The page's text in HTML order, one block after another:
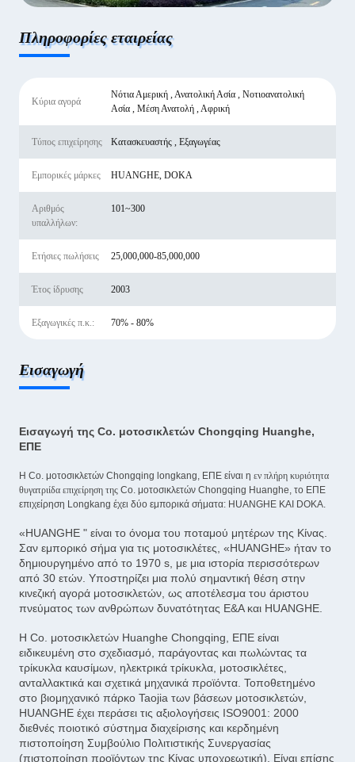
Πληροφορίες εταιρείας
Κύρια αγορά
Νότια Αμερική , Ανατολική Ασία , Νοτιοανατολική
Ασία , Μέση Ανατολή , Αφρική
Τύπος επιχείρησης Κατασκευαστής , Εξαγωγέας
Εμπορικές μάρκες HUANGHE, DOKA
Αριθμός
υπαλλήλων:
101~300
Ετήσιες πωλήσεις 25,000,000-85,000,000
Έτος ίδρυσης 2003
Εξαγωγικές π.κ.: 70% - 80%
Εισαγωγή
Εισαγωγή της Co. μοτοσικλετών Chongqing Huanghe,
ΕΠΕ
Η Co. μοτοσικλετών Chongqing longkang, ΕΠΕ είναι η εν πλήρη κυριότητα
θυγατριίδα επιχείρηση της Co. μοτοσικλετών Chongqing Huanghe, το ΕΠΕ
επιχείρηση Longkang έχει δύο εμπορικά σήματα: HUANGHE ΚΑΙ DOKA.
«HUANGHE " είναι το όνομα του ποταμού μητέρων της Κίνας.
Σαν εμπορικό σήμα για τις μοτοσικλέτες, «HUANGHE» ήταν το
δημιουργημένο από το 1970 s, με μια ιστορία περισσότερων
από 30 ετών. Υποστηρίζει μια πολύ σημαντική θέση στην
κινεζική αγορά μοτοσικλετών, ως αποτέλεσμα του άριστου
πνεύματος των ανθρώπων δυνατότητας Ε&Α και HUANGHE.
Η Co. μοτοσικλετών Huanghe Chongqing, ΕΠΕ είναι
ειδικευμένη στο σχεδιασμό, παράγοντας και πωλώντας τα
τρίκυκλα καυσίμων, ηλεκτρικά τρίκυκλα, μοτοσικλέτες,
ανταλλακτικά και σχετικά μηχανικά προϊόντα. Τοποθετημένο
στο βιομηχανικό πάρκο Taojia των βάσεων μοτοσικλετών,
HUANGHE έχει περάσει τις αξιολογήσεις ISO9001: 2000
διεθνές ποιοτικό σύστημα διαχείρισης και κερδημένη
πιστοποίηση Συμβούλιο Πολιτιστικής Συνεργασίας
(πιστοποίηση προϊόντων της Κίνας υποχρεωτική). Είναι επίσης